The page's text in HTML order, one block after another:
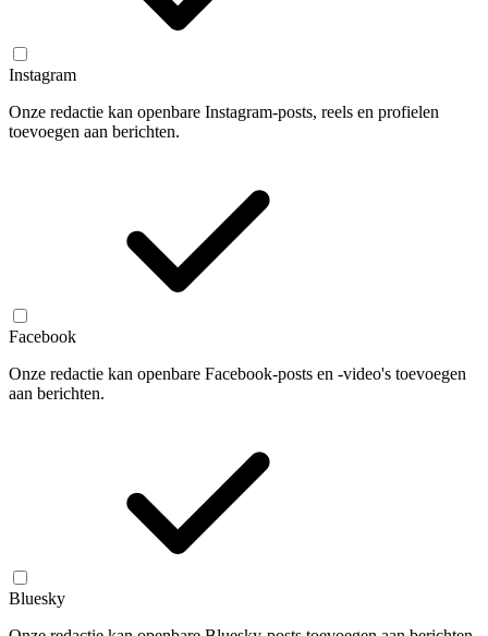
Instagram
Onze redactie kan openbare Instagram-posts, reels en profielen
toevoegen aan berichten.
Facebook
Onze redactie kan openbare Facebook-posts en -video's toevoegen
aan berichten.
Bluesky